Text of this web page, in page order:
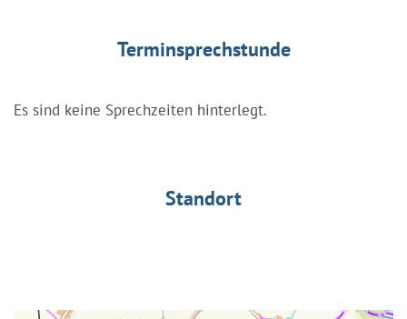
Terminsprechstunde
Es sind keine Sprechzeiten hinterlegt.
Standort